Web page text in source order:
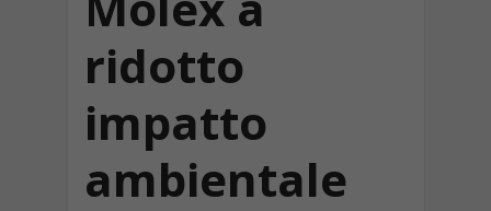
ridotto
impatto
ambientale